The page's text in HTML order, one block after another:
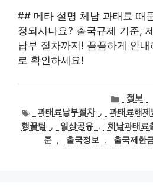
## 메타 설명 체납 과태료 때
정되시나요? 출국규제 기준,
납부 절차까지! 꼼꼼하게 안
로 확인하세요!
카
테
고
리
정보
태
그
과태료납부절차 , 과태료해제
행꿀팁
, 일상공유 , 체납과태료
준 , 출국정보 , 출국제한